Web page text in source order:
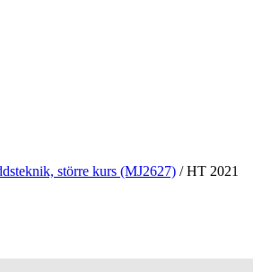
större kurs (MJ2627) /HT 2021